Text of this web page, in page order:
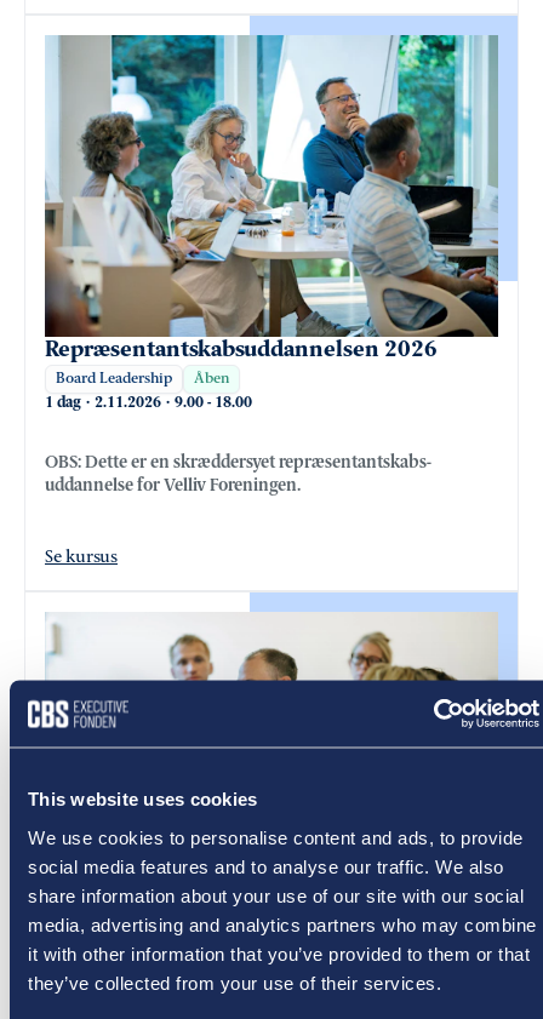
This website uses cookies
We use cookies to personalise content and ads, to provide
social media features and to analyse our traffic. We also
share information about your use of our site with our social
media, advertising and analytics partners who may combine
it with other information that you’ve provided to them or that
they’ve collected from your use of their services.
Repræsentantskabsuddannelsen 2026
Board Leadership Åben
1 dag · 2.11.2026 · 9.00 - 18.00
OBS: Dette er en skræddersyet repræsentantskabs-
uddannelse for Velliv Foreningen.
Se kursus
Grundlæggende Bestyrelsesuddannelse
November 2026
Board Leadership Åben